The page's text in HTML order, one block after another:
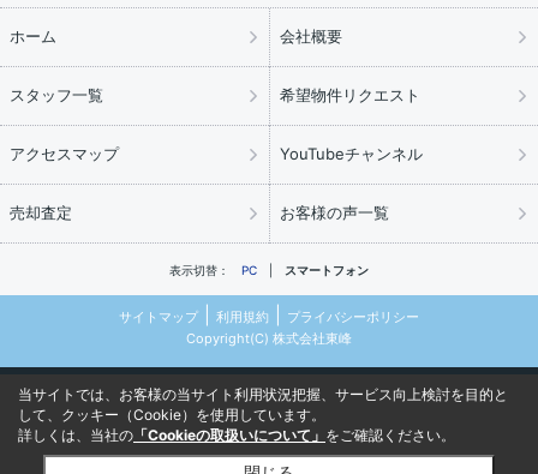
ホーム 会社概要
スタッフ一覧 希望物件リクエスト
アクセスマップ YouTubeチャンネル
売却査定 お客様の声一覧
表示切替： PC スマートフォン
サイトマップ 利用規約
プライバシーポリシー
Copyright(C) 株式会社東峰
当サイトでは、お客様の当サイト利用状況把握、サービス向上検討を目的と
して、クッキー（Cookie）を使用しています。
詳しくは、当社の 「Cookieの取扱いについて」 をご確認ください。